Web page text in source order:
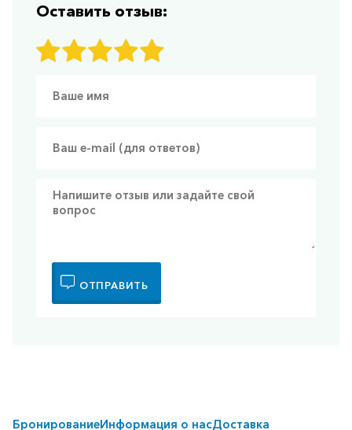
Оставить отзыв:
ОТПРАВИТЬ
БронированиеИнформация о насДоставка